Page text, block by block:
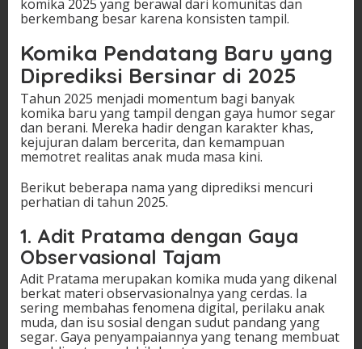
komika 2025 yang berawal dari komunitas dan
berkembang besar karena konsisten tampil.
Komika Pendatang Baru yang
Diprediksi Bersinar di 2025
Tahun 2025 menjadi momentum bagi banyak
komika baru yang tampil dengan gaya humor segar
dan berani. Mereka hadir dengan karakter khas,
kejujuran dalam bercerita, dan kemampuan
memotret realitas anak muda masa kini.
Berikut beberapa nama yang diprediksi mencuri
perhatian di tahun 2025.
1. Adit Pratama dengan Gaya
Observasional Tajam
Adit Pratama merupakan komika muda yang dikenal
berkat materi observasionalnya yang cerdas. Ia
sering membahas fenomena digital, perilaku anak
muda, dan isu sosial dengan sudut pandang yang
segar. Gaya penyampaiannya yang tenang membuat